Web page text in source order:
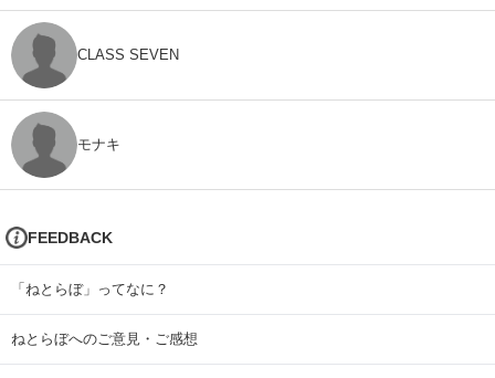
CLASS SEVEN
モナキ
FEEDBACK
「ねとらぼ」ってなに？
ねとらぼへのご意見・ご感想